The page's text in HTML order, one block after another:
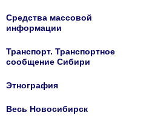
Средства массовой
информации
Транспорт. Транспортное
сообщение Сибири
Этнография
Весь Новосибирск